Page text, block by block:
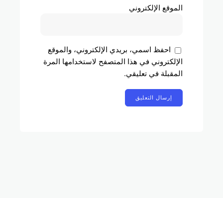
الموقع الإلكتروني
احفظ اسمي، بريدي الإلكتروني، والموقع
الإلكتروني في هذا المتصفح لاستخدامها المرة
المقبلة في تعليقي.